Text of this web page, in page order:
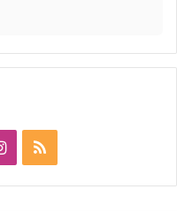
Instagram
RSS